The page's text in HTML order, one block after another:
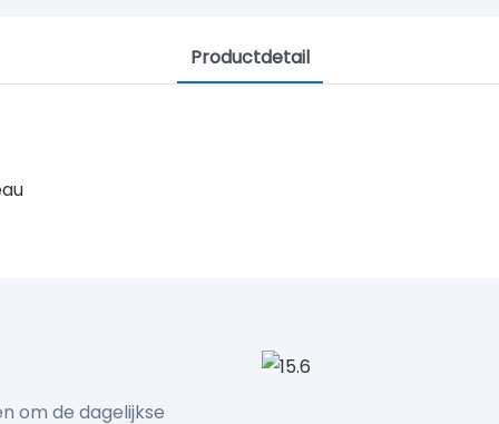
Productdetail
HET CREËREN VAN ALLEDAAGSE MOMENTEN.
om de dagelijkse